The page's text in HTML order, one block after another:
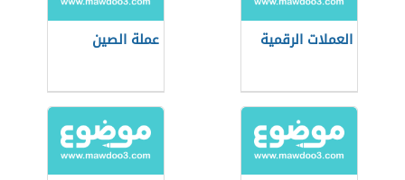
العملات الرقمية عملة الصين